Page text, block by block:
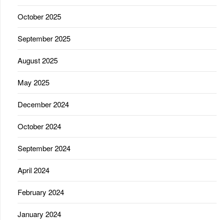
October 2025
September 2025
August 2025
May 2025
December 2024
October 2024
September 2024
April 2024
February 2024
January 2024